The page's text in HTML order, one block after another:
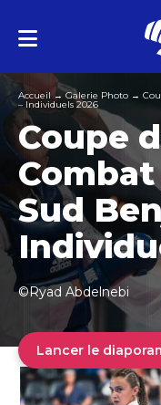
Accueil→Galerie Photo →
– Individuels 2026
Coupe
Sud
©Ryad Abdelnebi
Lancer le